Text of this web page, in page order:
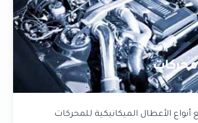
الأعطال الميكانيكية للمحركات